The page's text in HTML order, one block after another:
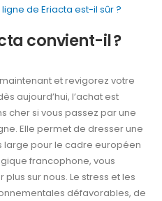
ligne de Eriacta est-il sûr ?
convient-il ?
et revigorez votre
aujourd’hui, l’achat est
cher si vous passez par une
Elle permet de dresser une
large pour le cadre européen
francophone, vous
sur nous. Le stress et les
défavorables, de